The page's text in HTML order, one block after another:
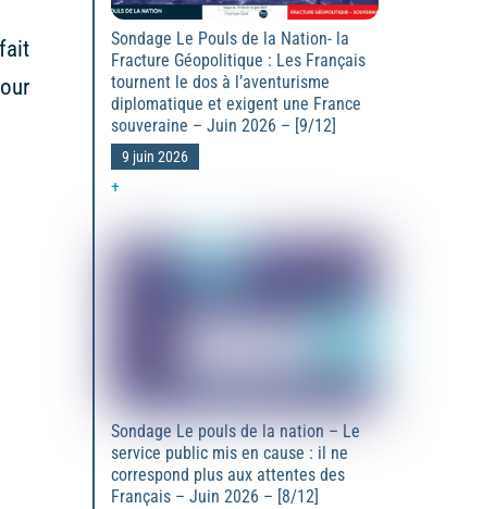
Sondage Le Pouls de la Nation- la
Fracture Géopolitique : Les Français
tournent le dos à l’aventurisme
diplomatique et exigent une France
souveraine – Juin 2026 – [9/12]
9 juin 2026
+
Sondage Le pouls de la nation – Le
service public mis en cause : il ne
correspond plus aux attentes des
Français – Juin 2026 – [8/12]